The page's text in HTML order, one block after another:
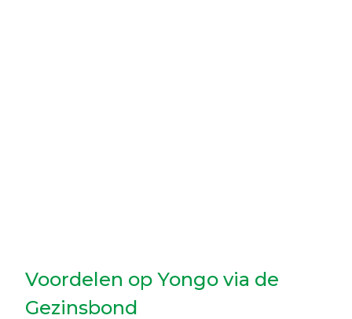
Voordelen op Yongo via de
Gezinsbond